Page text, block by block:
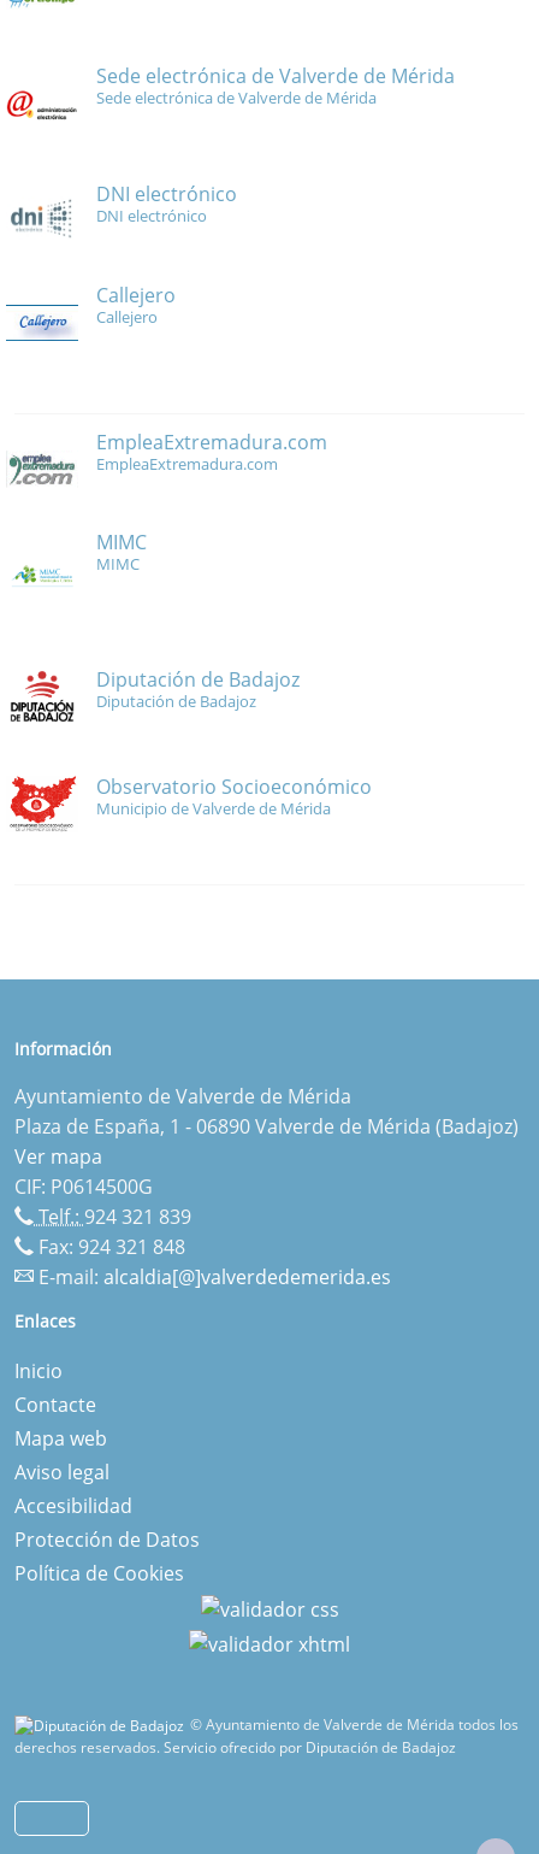
Sede electrónica de Valverde de Mérida
Sede electrónica de Valverde de Mérida
DNI electrónico
DNI electrónico
Callejero
Callejero
EmpleaExtremadura.com
EmpleaExtremadura.com
MIMC
MIMC
Diputación de Badajoz
Diputación de Badajoz
Observatorio Socioeconómico
Municipio de Valverde de Mérida
Información
Ayuntamiento de Valverde de Mérida
Plaza de España, 1 - 06890 Valverde de Mérida (Badajoz)
Ver mapa
CIF: P0614500G
Telf.: 924 321 839
Fax: 924 321 848
E-mail: alcaldia[@]valverdedemerida.es
Enlaces
Inicio
Contacte
Mapa web
Aviso legal
Accesibilidad
Protección de Datos
Política de Cookies
© Ayuntamiento de Valverde de Mérida todos los
derechos reservados.Servicio ofrecido por Diputación de Badajoz